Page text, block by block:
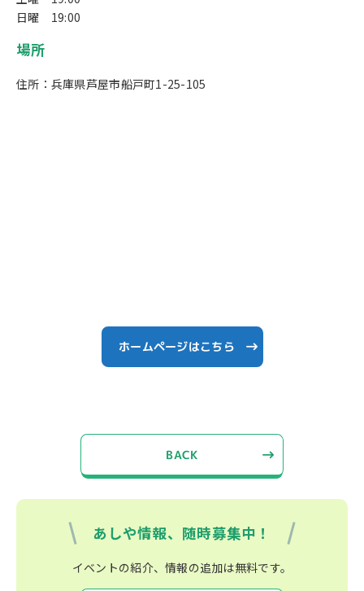
日曜 19:00
場所
住所：兵庫県芦屋市船戸町1-25-105
ホームページはこちら
BACK
あしや情報、随時募集中！
イベントの紹介、情報の追加は無料です。